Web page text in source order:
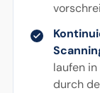
laufen
durch